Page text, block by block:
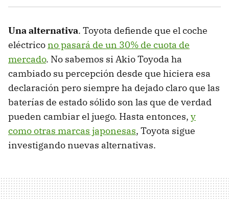
Una alternativa. Toyota defiende que el coche
eléctricono pasará de un 30% de cuota de
mercado. No sabemos si Akio Toyoda ha
cambiado su percepción desde que hiciera esa
declaración pero siempre ha dejado claro que las
baterías de estado sólido son las que de verdad
pueden cambiar el juego. Hasta entonces, y
como otras marcas japonesas, Toyota sigue
investigando nuevas alternativas.